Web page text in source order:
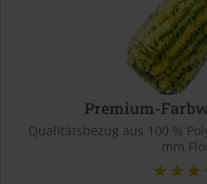
Premium-
Qualitätsbezug aus 100 %
mm